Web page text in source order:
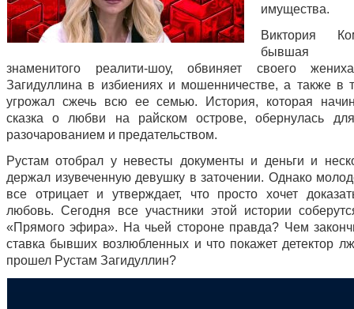
имущества.
Виктория
бывшая
знаменитого реалити-шоу, обвиняет своего
Загидуллина в избиениях и мошенничестве, а также в
угрожал сжечь всю ее семью. История, которая
сказка о любви на райском острове, обернулась
разочарованием и предательством.
Рустам отобрал у невесты документы и деньги и
держал изувеченную девушку в заточении. Однако
все отрицает и утверждает, что просто хочет
любовь. Сегодня все участники этой истории
«Прямого эфира». На чьей стороне правда? Чем
ставка бывших возлюбленных и что покажет детектор
прошел Рустам Загидуллин?